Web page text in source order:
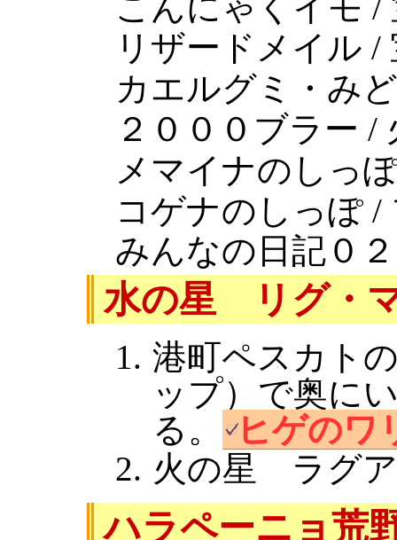
リザードメイル /
カエルグミ・み
２０００ブラー /
メマイナのしっ
コゲナのしっぽ /
みんなの日記０
水の星 リグ・
港町ペスカト
ップ）で奥に
る。
ヒゲのワ
火の星 ラグ
ハラペーニョ荒